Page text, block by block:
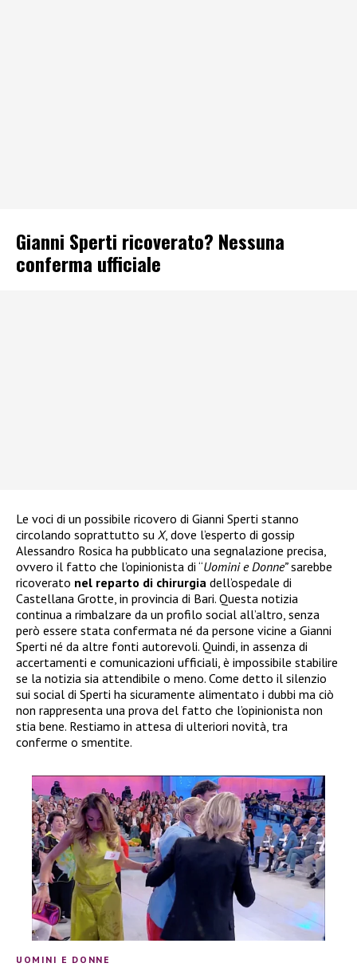
Gianni Sperti ricoverato? Nessuna
conferma ufficiale
Le voci di un possibile ricovero di Gianni Sperti stanno
circolando soprattutto su X, dove l’esperto di gossip
Alessandro Rosica ha pubblicato una segnalazione precisa,
ovvero il fatto che l’opinionista di “Uomini e Donne”sarebbe
ricoverato nel reparto di chirurgia dell’ospedale di
Castellana Grotte, in provincia di Bari. Questa notizia
continua a rimbalzare da un profilo social all’altro, senza
però essere stata confermata né da persone vicine a Gianni
Sperti né da altre fonti autorevoli. Quindi, in assenza di
accertamenti e comunicazioni ufficiali, è impossibile stabilire
se la notizia sia attendibile o meno. Come detto il silenzio
sui social di Sperti ha sicuramente alimentato i dubbi ma ciò
non rappresenta una prova del fatto che l’opinionista non
stia bene. Restiamo in attesa di ulteriori novità, tra
conferme o smentite.
UOMINI E DONNE